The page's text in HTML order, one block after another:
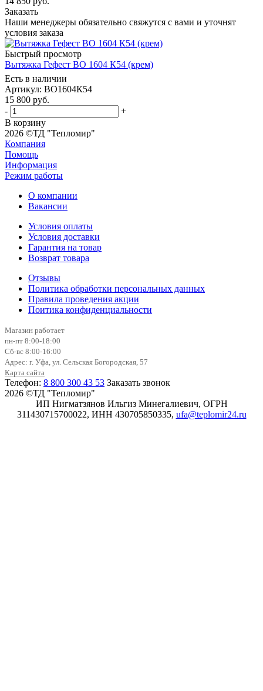
Заказать
Наши менеджеры обязательно свяжутся с вами и уточнят
условия заказа
Быстрый просмотр
Вытяжка Гефест ВО 1604 К54 (крем)
Есть в наличии
Артикул: ВО1604К54
15 800 руб.
-
+
В корзину
2026 ©ТД "Тепломир"
Компания
Помощь
Информация
Режим работы
О компании
Вакансии
Условия оплаты
Условия доставки
Гарантия на товар
Возврат товара
Отзывы
Политика обработки персональных данных
Правила проведения акции
Поитика конфиденциальности
Магазин работает
пн-пт 8:00-18:00
Сб-вс 8:00-16:00
Адрес: г. Уфа, ул. Сельская Богородская, 57
Карта сайта
Телефон: 8 800 300 43 53 Заказать звонок
2026 ©ТД "Тепломир"
ИП Нигматзянов Ильгиз Минегалиевич, ОГРН
311430715700022, ИНН 430705850335, ufa@teplomir24.ru